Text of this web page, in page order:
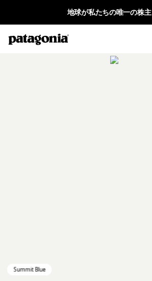
地球が私たちの唯一の株主